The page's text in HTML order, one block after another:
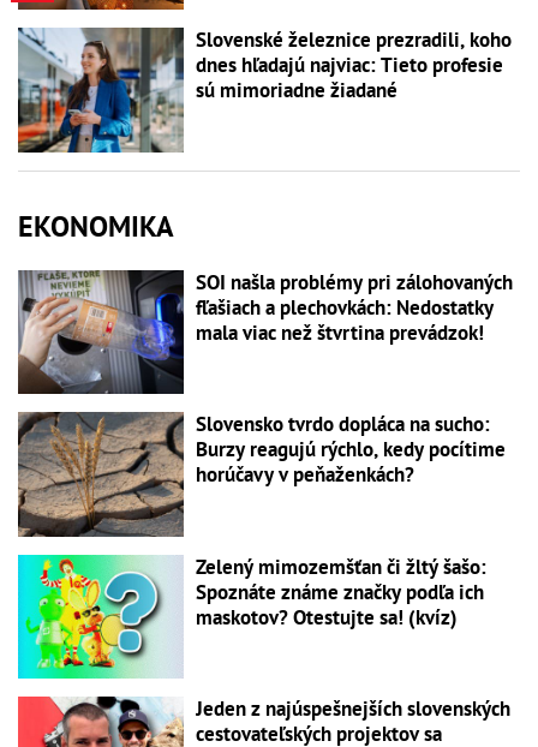
Slovenské železnice prezradili, koho
dnes hľadajú najviac: Tieto profesie
sú mimoriadne žiadané
EKONOMIKA
SOI našla problémy pri zálohovaných
fľašiach a plechovkách: Nedostatky
mala viac než štvrtina prevádzok!
Slovensko tvrdo dopláca na sucho:
Burzy reagujú rýchlo, kedy pocítime
horúčavy v peňaženkách?
Zelený mimozemšťan či žltý šašo:
Spoznáte známe značky podľa ich
maskotov? Otestujte sa! (kvíz)
Jeden z najúspešnejších slovenských
cestovateľských projektov sa